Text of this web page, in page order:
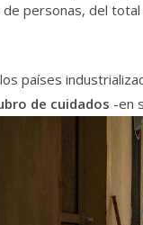
personas, del
países
de cuidados -en